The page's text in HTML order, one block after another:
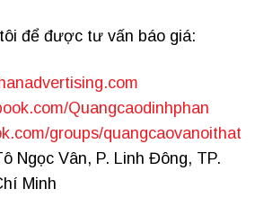
để được tư vấn báo giá:
Quangcaodinhphan
groups/quangcaovanoithat
Ngọc Vân, P. Linh Đông, TP.
Minh